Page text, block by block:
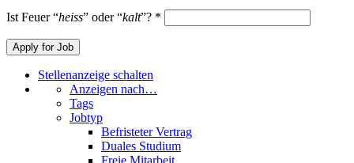
Ist Feuer “heiss” oder “kalt”? *
Stellenanzeige schalten
Anzeigen nach…
Tags
Jobtyp
Befristeter Vertrag
Duales Studium
Freie Mitarbeit